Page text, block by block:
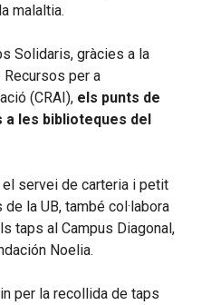
malaltia.
Solidaris, gràcies a la
Recursos per a
(CRAI), els punts de
les biblioteques del
el servei de carteria i petit
la UB, també col·labora
taps al Campus Diagonal,
Noelia.
per la recollida de taps